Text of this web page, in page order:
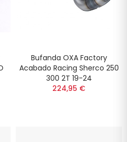
Bufanda OXA Factory
Acabado Racing Sherco 250
300 2T 19-24
224,95 €